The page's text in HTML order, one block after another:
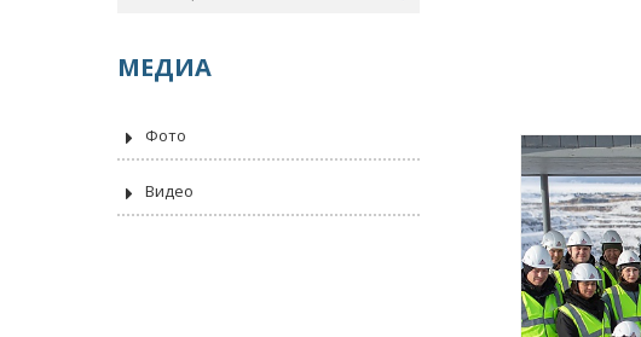
МЕДИА
Фото
Видео